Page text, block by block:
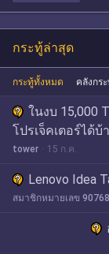
กระทู้ล่าสุด
กระทู้ทั้งหมด คลังกร
ในงบ 15,000
โปรเจ็คเตอร์ได้บ้
tower 15 ก.ค.
Lenovo Idea
สมาชิกหมายเลข